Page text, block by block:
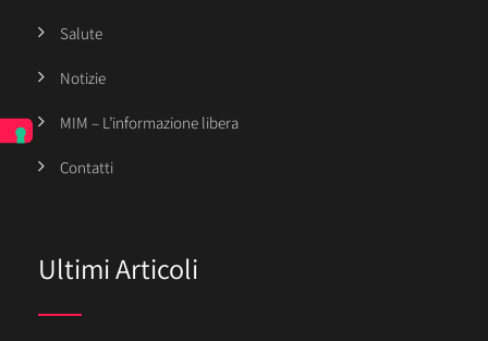
Salute
Notizie
MIM – L’informazione libera
Contatti
Ultimi Articoli